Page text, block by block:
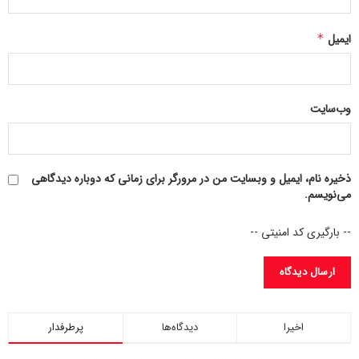
می‌خواهد در لوای یک کمپانی معتبر به آن دست یابد؛ بنابراین
امسال، یکی از غافلگیری‌های فصل اجراهای زنده خواهد بود و
می‌تواند مخاطبان هدف بسیاری را به سالن‌ها بکشاند.
ایمیل*
وب‌سایت
ذخیره نام، ایمیل و وبسایت من در مرورگر برای زمانی که دوباره دیدگاهی
می‌نویسم.
-- بارگیری کد امنیتی --
پرطرفدار دیدگاه‌ها اخیرا